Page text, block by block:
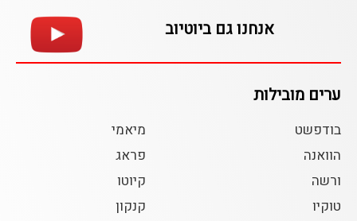
אנחנו גם ביוטיוב
ערים מובילות
בודפשט
הוואנה
ורשה
טוקיו
מיאמי
פראג
קיוטו
קנקון